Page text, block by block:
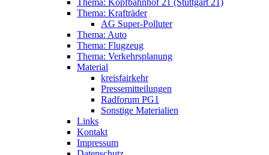
Thema: Kopfbahnhof 21 (Stuttgart 21)
Thema: Krafträder
AG Super-Polluter
Thema: Auto
Thema: Flugzeug
Thema: Verkehrsplanung
Material
kreisfairkehr
Pressemitteilungen
Radforum PG1
Sonstige Materialien
Links
Kontakt
Impressum